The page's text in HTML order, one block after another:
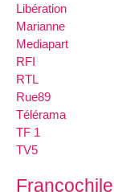
Libération
Marianne
Mediapart
RFI
RTL
Rue89
Télérama
TF 1
TV5